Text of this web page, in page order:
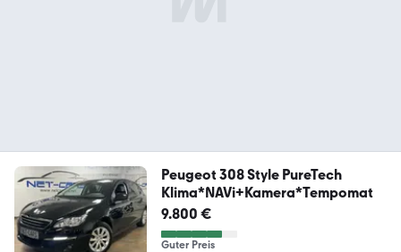
Peugeot 308 Style PureTech
Klima*NAVi+Kamera*Tempomat
9.800 €
Guter Preis